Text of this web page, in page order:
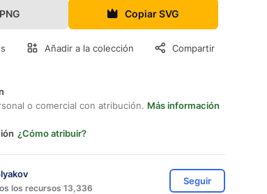
Copiar SVG
Añadir a la colección Compartir
o comercial con atribución. Más información
¿Cómo atribuir?
los recursos 13,336
Seguir